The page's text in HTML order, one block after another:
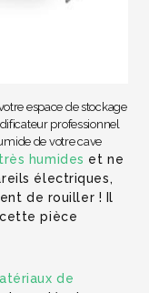
espace de stockage
professionnel
de votre cave
humides et ne
électriques,
de rouiller ! Il
pièce
de